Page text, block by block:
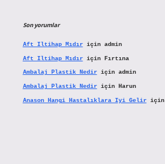
Son yorumlar
Aft Iltihap Mıdıriçin admin
Aft Iltihap Mıdıriçin Fırtına
Ambalaj Plastik Nediriçin admin
Ambalaj Plastik Nediriçin Harun
Anason Hangi Hastalıklara Iyi Geliriçin